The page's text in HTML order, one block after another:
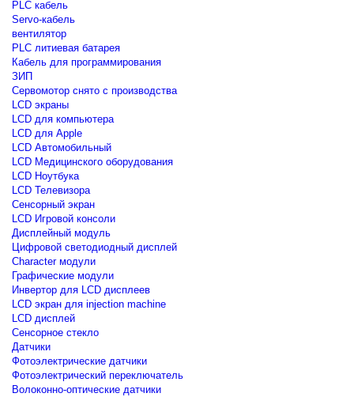
PLC кабель
Servo-кабель
вентилятор
PLC литиевая батарея
Кабель для программирования
ЗИП
Сервомотор снято с производства
LCD экраны
LCD для компьютера
LCD для Apple
LCD Автомобильный
LCD Медицинского оборудования
LCD Ноутбука
LCD Телевизора
Сенсорный экран
LCD Игровой консоли
Дисплейный модуль
Цифровой светодиодный дисплей
Сharacter модули
Графические модули
Инвертор для LCD дисплеев
LCD экран для injection machine
LCD дисплей
Сенсорное стекло
Датчики
Фотоэлектрические датчики
Фотоэлектрический переключатель
Волоконно-оптические датчики